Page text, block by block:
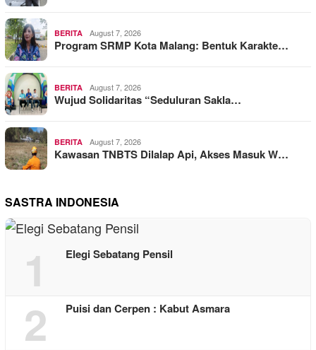
BERITA August 7, 2026
Program SRMP Kota Malang: Bentuk Karakte…
BERITA August 7, 2026
Wujud Solidaritas “Seduluran Sakla…
BERITA August 7, 2026
Kawasan TNBTS Dilalap Api, Akses Masuk W…
SASTRA INDONESIA
1 Elegi Sebatang Pensil
2 Puisi dan Cerpen : Kabut Asmara